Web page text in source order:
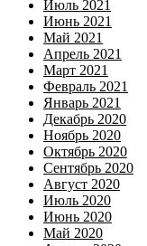
Июль 2021
Июнь 2021
Май 2021
Апрель 2021
Март 2021
Февраль 2021
Январь 2021
Декабрь 2020
Ноябрь 2020
Октябрь 2020
Сентябрь 2020
Август 2020
Июль 2020
Июнь 2020
Май 2020